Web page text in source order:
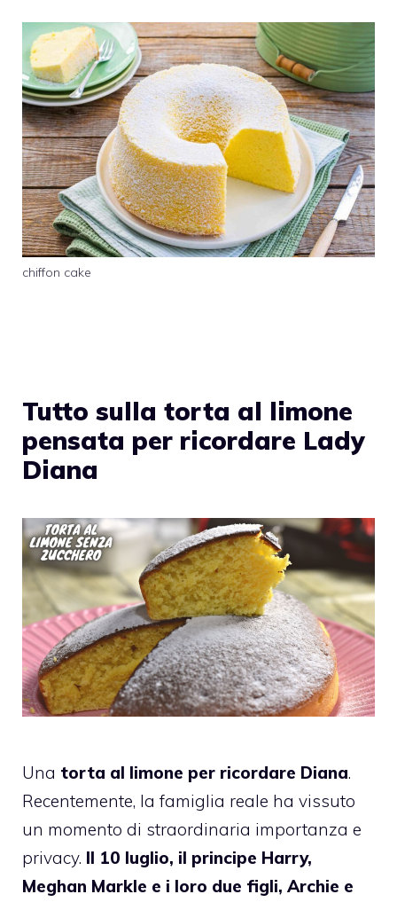
chiffon cake
Tutto sulla torta al limone
pensata per ricordare Lady
Diana
Una torta al limone per ricordare Diana.
Recentemente, la famiglia reale ha vissuto
un momento di straordinaria importanza e
privacy. Il 10 luglio, il principe Harry,
Meghan Markle e i loro due figli, Archie e